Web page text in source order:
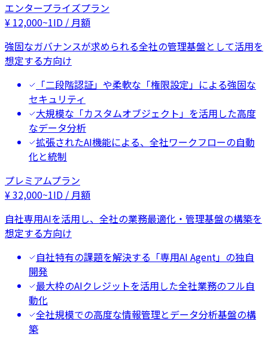
エンタープライズプラン
¥ 12,000~1ID / 月額
強固なガバナンスが求められる全社の管理基盤として活用を
想定する方向け
「二段階認証」や柔軟な「権限設定」による強固な
セキュリティ
大規模な「カスタムオブジェクト」を活用した高度
なデータ分析
拡張されたAI機能による、全社ワークフローの自動
化と統制
プレミアムプラン
¥32,000~1ID / 月額
自社専用AIを活用し、全社の業務最適化・管理基盤の構築を
想定する方向け
自社特有の課題を解決する「専用AI Agent」の独自
開発
最大枠のAIクレジットを活用した全社業務のフル自
動化
全社規模での高度な情報管理とデータ分析基盤の構
築